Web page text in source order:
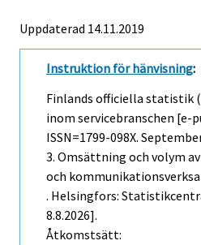
Uppdaterad 14.11.2019
Instruktion för hänvisning:
Finlands officiella statistik
inom servicebranschen [e-
ISSN=1799-098X.
3. Omsättning och volym
och
. Helsingfors:
8.8.2026].
Åtkomstsätt: